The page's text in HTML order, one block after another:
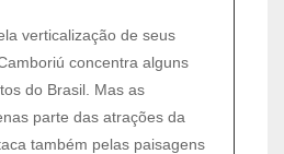
verticalização de seus
concentra alguns
do Brasil. Mas as
parte das atrações da
também pelas paisagens